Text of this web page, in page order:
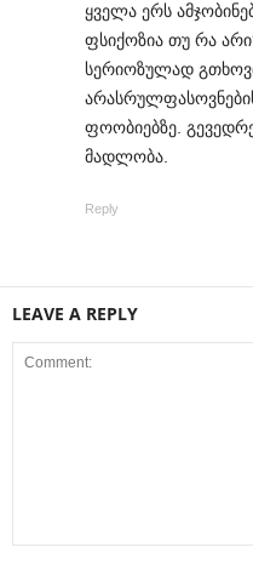
ყველა ერს
ფსიქოზია თუ რა
სერიოზულად
ფოობიებზე.
მადლობა.
Reply
LEAVE A REPLY